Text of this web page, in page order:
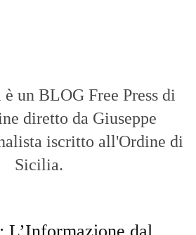
un BLOG Free Press di
diretto da Giuseppe
iscritto all'Ordine di
Sicilia.